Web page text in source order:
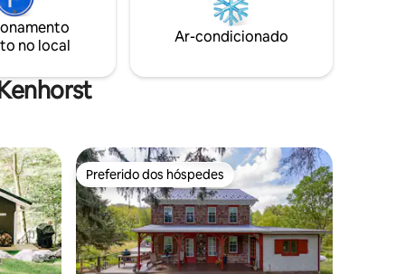
manhã
café,
lattes ilimitados, elaborados pela nossa
máquina de café espresso Breville Touch.
Aproveite a serenidade e crie memórias
no local
Ar-condicionado
hóspedes Preferido dos hóspedes
Preferido dos hóspedes